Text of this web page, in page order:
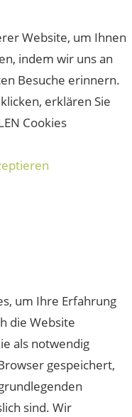
Website, um Ihnen
indem wir uns an
Besuche erinnern.
erklären Sie
Cookies
um Ihre Erfahrung
die Website
als notwendig
gespeichert,
sind. Wir